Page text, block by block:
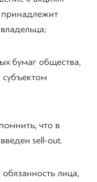
принадлежит
бумаг общества,
что в
sell-out.
лица,